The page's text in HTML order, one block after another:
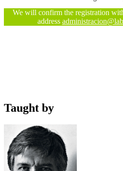
We will confirm the registration
address
Taught by